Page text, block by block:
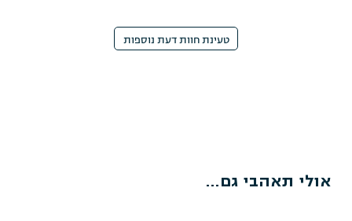
טעינת חוות דעת נוספות
אולי תאהבי גם...